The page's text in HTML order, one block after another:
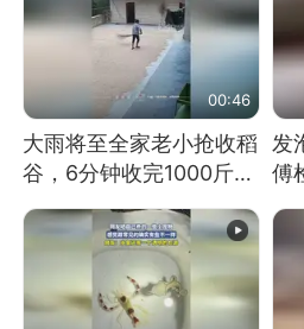
00:46
大雨将至全家老小抢收稻
谷，6分钟收完1000斤，
发
傅